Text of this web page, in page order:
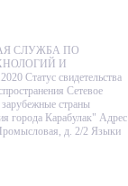
СЛУЖБА ПО
И
Статус свидетельства
Сетевое
зарубежные страны
города Карабулак" Адрес
д. 2/2 Языки